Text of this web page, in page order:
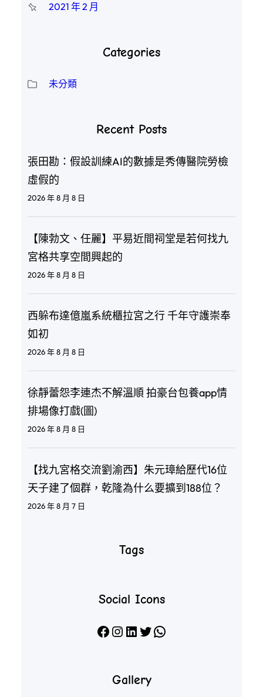
2021 年 2 月
Categories
未分類
Recent Posts
張田勘：假設訓練AI的數據是秀傳醫院勞檢
虛假的
2026 年 8 月 8 日
【陳勃文、任麗】平易近間祠堂是若何找九
宮格共享空間興起的
2026 年 8 月 8 日
西躲布達億嵐系統櫃拉宮之行 千年守護崇奉
如初
2026 年 8 月 8 日
徐靜蕾怨李連杰不解溫順 拍豪台包養app情
排場像打戲(圖)
2026 年 8 月 8 日
【找九宮格交流劉渝西】朱元璋給歷代16位
天子建了個群，乾隆為什么要擴到188位？
2026 年 8 月 7 日
Tags
Social Icons
Facebook Instagram LinkedIn X WhatsApp
Gallery